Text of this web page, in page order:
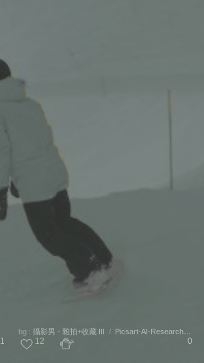
bg : 攝影男 - 雜拍+收藏 III / Picsart-AI-Research@github
1 12 0